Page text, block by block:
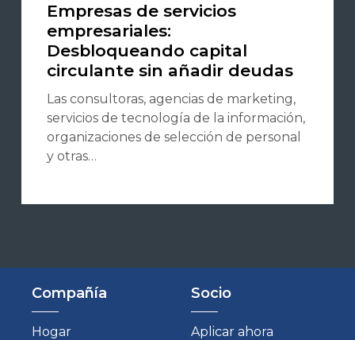
Empresas de servicios
empresariales:
Desbloqueando capital
circulante sin añadir deudas
Las consultoras, agencias de marketing,
servicios de tecnología de la información,
organizaciones de selección de personal
y otras…
Compañía
Hogar
Socio
Aplicar ahora